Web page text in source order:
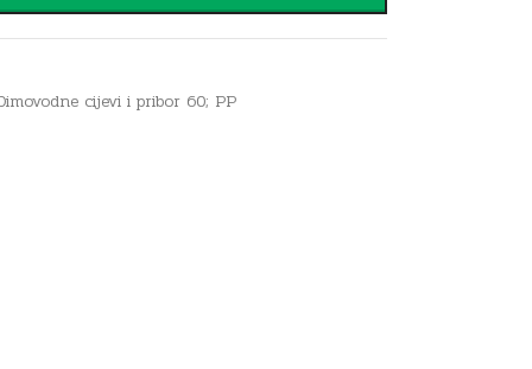
cijevi i pribor 60; PP